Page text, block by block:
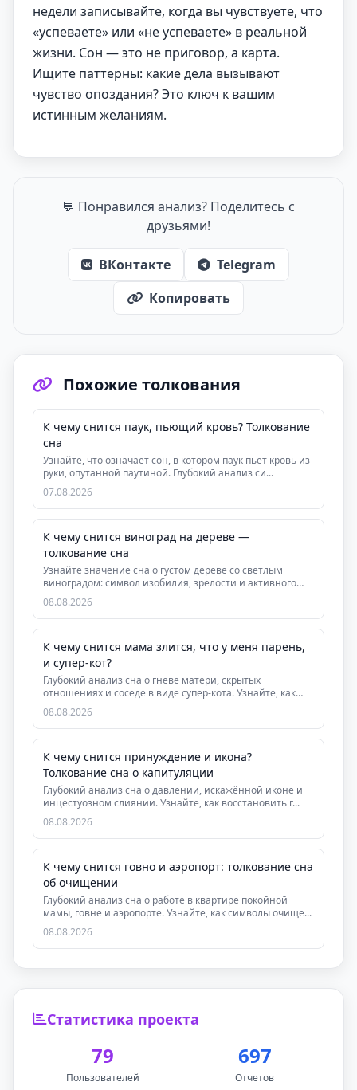
недели записывайте, когда вы чувствуете, что
«успеваете» или «не успеваете» в реальной
жизни. Сон — это не приговор, а карта.
Ищите паттерны: какие дела вызывают
чувство опоздания? Это ключ к вашим
истинным желаниям.
💬 Понравился анализ? Поделитесь с
друзьями!
ВКонтакте
Telegram
Копировать
Похожие толкования
К чему снится паук, пьющий кровь? Толкование
сна
Узнайте, что означает сон, в котором паук пьет кровь из
руки, опутанной паутиной. Глубокий анализ си...
07.08.2026
К чему снится виноград на дереве —
толкование сна
Узнайте значение сна о густом дереве со светлым
виноградом: символ изобилия, зрелости и активного
де...
08.08.2026
К чему снится мама злится, что у меня парень,
и супер-кот?
Глубокий анализ сна о гневе матери, скрытых
отношениях и соседе в виде супер-кота. Узнайте, как
этот...
08.08.2026
К чему снится принуждение и икона?
Толкование сна о капитуляции
Глубокий анализ сна о давлении, искажённой иконе и
инцестуозном слиянии. Узнайте, как восстановить г...
08.08.2026
К чему снится говно и аэропорт: толкование сна
об очищении
Глубокий анализ сна о работе в квартире покойной
мамы, говне и аэропорте. Узнайте, как символы очище...
08.08.2026
Статистика проекта
79
Пользователей
697
Отчетов